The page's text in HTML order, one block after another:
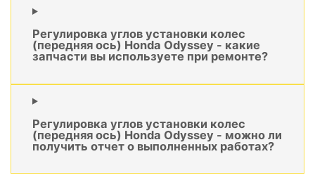
Регулировка углов установки колес
(передняя ось) Honda Odyssey - какие
запчасти вы используете при ремонте?
Регулировка углов установки колес
(передняя ось) Honda Odyssey - можно ли
получить отчет о выполненных работах?